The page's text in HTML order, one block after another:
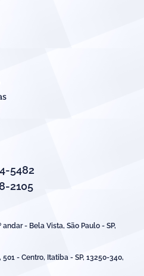
5482
2105
andar - Bela Vista, São Paulo - SP,
501 - Centro, Itatiba - SP, 13250-340,